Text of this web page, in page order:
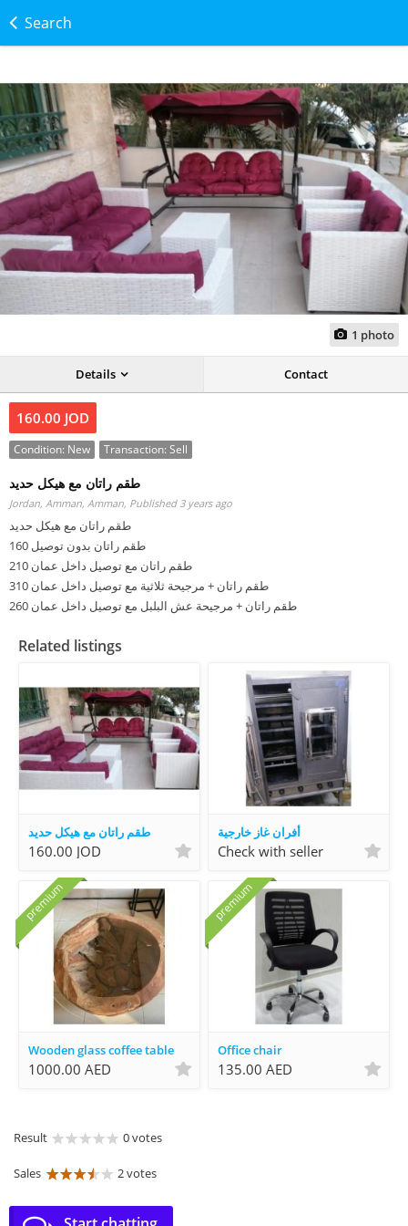
Search
1 photo
Details Contact
160.00 JOD
Condition: New Transaction: Sell
طقم راتان مع هيكل حديد
Jordan, Amman, Amman, Published 3 years ago
طقم راتان مع هيكل حديد
طقم راتان بدون توصيل 160
طقم راتان مع توصيل داخل عمان 210
طقم راتان + مرجيحة ثلاثية مع توصيل داخل عمان 310
طقم راتان + مرجيحة عش البلبل مع توصيل داخل عمان 260
Related listings
طقم راتان مع هيكل حديد
160.00 JOD
أفران غاز خارجية
Check with seller
premium
Wooden glass coffee table
1000.00 AED
premium
Office chair
135.00 AED
Result 0 votes
Sales 2 votes